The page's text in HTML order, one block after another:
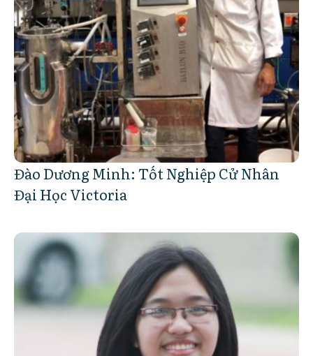
Đào Dương Minh: Tốt Nghiệp Cử Nhân
Đại Học Victoria